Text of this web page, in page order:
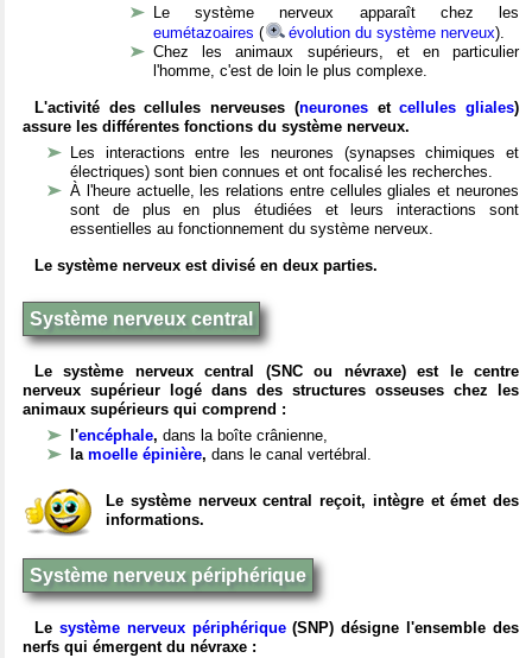
Le système nerveux apparaît chez les
eumétazoaires ( évolution du système nerveux).
Chez les animaux supérieurs, et en particulier
l'homme, c'est de loin le plus complexe.
L'activité des cellules nerveuses (neuronesetcellules gliales)
assure les différentes fonctions du système nerveux.
Les interactions entre les neurones (synapses chimiques et
électriques) sont bien connues et ont focalisé les recherches.
À l'heure actuelle, les relations entre cellules gliales et neurones
sont de plus en plus étudiées et leurs interactions sont
essentielles au fonctionnement du système nerveux.
Le système nerveux est divisé en deux parties.
Système nerveux central
Le système nerveux central (SNC ou névraxe) est le centre
nerveux supérieur logé dans des structures osseuses chez les
animaux supérieurs qui comprend :
l'encéphale, dans la boîte crânienne,
la moelle épinière, dans le canal vertébral.
Le système nerveux central reçoit, intègre et émet des
informations.
Système nerveux périphérique
Le système nerveux périphérique(SNP) désigne l'ensemble des
nerfs qui émergent du névraxe :